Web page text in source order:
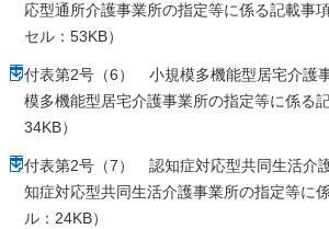
応型通所介護事業所の指定等に係る記載事
セル：53KB）
付表第2号（6） 小規模多機能型居宅介護
模多機能型居宅介護事業所の指定等に係る
34KB）
付表第2号（7） 認知症対応型共同生活介
知症対応型共同生活介護事業所の指定等に
ル：24KB）